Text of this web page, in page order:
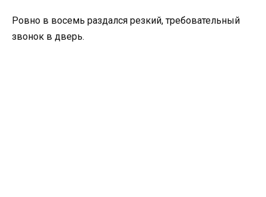
Ровно в восемь раздался резкий, требовательный
звонок в дверь.